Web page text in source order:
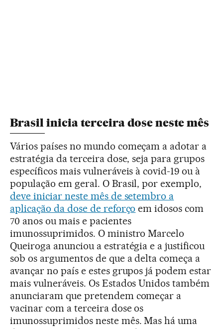
Brasil inicia terceira dose neste mês
Vários países no mundo começam a adotar a
estratégia da terceira dose, seja para grupos
específicos mais vulneráveis à covid-19 ou à
população em geral. O Brasil, por exemplo,
deve iniciar neste mês de setembro a
aplicação da dose de reforço em idosos com
70 anos ou mais e pacientes
imunossuprimidos. O ministro Marcelo
Queiroga anunciou a estratégia e a justificou
sob os argumentos de que a delta começa a
avançar no país e estes grupos já podem estar
mais vulneráveis. Os Estados Unidos também
anunciaram que pretendem começar a
vacinar com a terceira dose os
imunossuprimidos neste mês. Mas há uma